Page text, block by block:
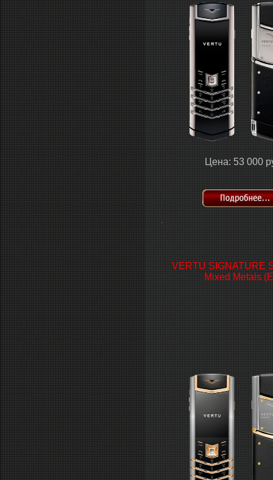
Цена: 53 000
.
VERTU SIGNATURE
Mixed Metals